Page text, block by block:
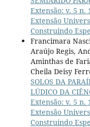
Extensão: v. 5 n.
Extensão
Construindo
Francimara
Araújo Regis,
Aminthas de
Cheila Deisy
SOLOS DA
LÚDICO DA
Extensão: v. 5 n.
Extensão
Construindo